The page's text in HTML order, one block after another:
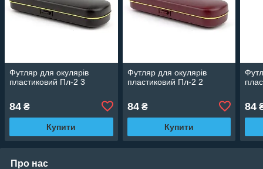
Футляр для окулярів
пластиковий Пл-2 3
84 ₴
Купити
Футляр для окулярів
пластиковий Пл-2 2
84₴
Купити
84
Про нас